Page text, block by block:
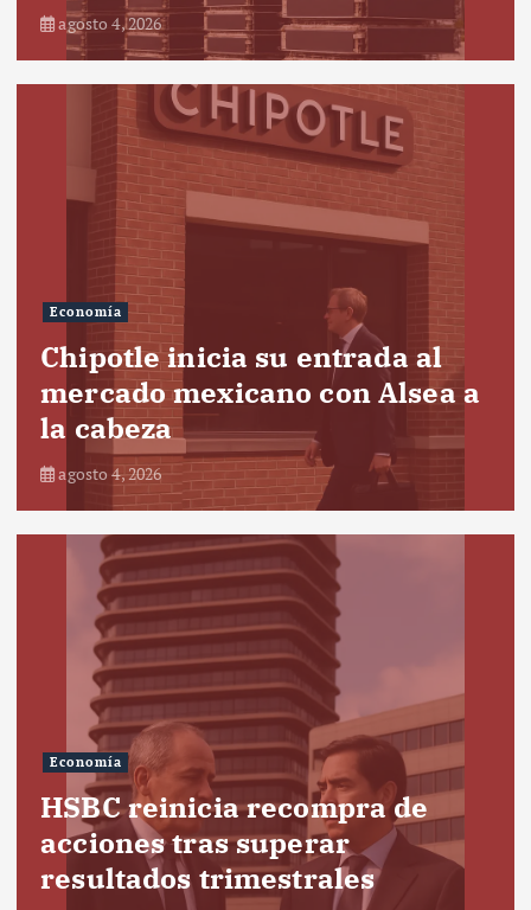
agosto 4, 2026
Economía
Chipotle inicia su entrada al
mercado mexicano con Alsea a
la cabeza
agosto 4, 2026
Economía
HSBC reinicia recompra de
acciones tras superar
resultados trimestrales